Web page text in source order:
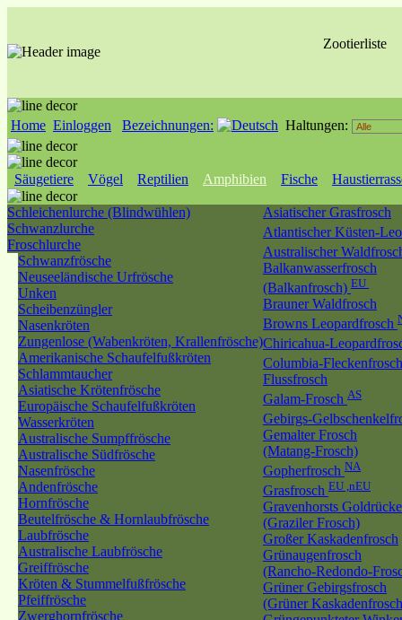
Zootierliste
Home Einloggen Bezeichnungen: Haltungen:
Säugetiere Vögel Reptilien Amphibien Fische
Schleichenlurche (Blindwühlen)
Schwanzlurche
Froschlurche
Schwanzfrösche
Neuseeländische Urfrösche
Unken
Scheibenzüngler
Nasenkröten
Zungenlose (Wabenkröten, Krallenfrösche)
Amerikanische Schaufelfußkröten
Schlammtaucher
Asiatische Krötenfrösche
Europäische Schaufelfußkröten
Wasserkröten
Australische Sumpffrösche
Australische Südfrösche
Nasenfrösche
Andenfrösche
Hornfrösche
Beutelfrösche & Hornlaubfrösche
Laubfrösche
Australische Laubfrösche
Greiffrösche
Kröten & Stummelfußfrösche
Pfeiffrösche
Zwerghornfrösche
Asiatischer Grasfrosch
Atlantischer Küsten-
Australischer
Balkanwasserfrosch
(Balkanfrosch) EU
Brauner Waldfrosch
Browns Leopardfrosch
Chiricahua-
Columbia-
Flussfrosch
Galam-Frosch AS
Gebirgs-
Gemalter Frosch
(Matang-Frosch)
Gopherfrosch NA
Grasfrosch EU ,nEU
Gravenhorsts
(Graziler Frosch)
Großer Kaskadenfrosch
Grünaugenfrosch
(Rancho-Redondo-
Grüner Gebirgsfrosch
(Grüner